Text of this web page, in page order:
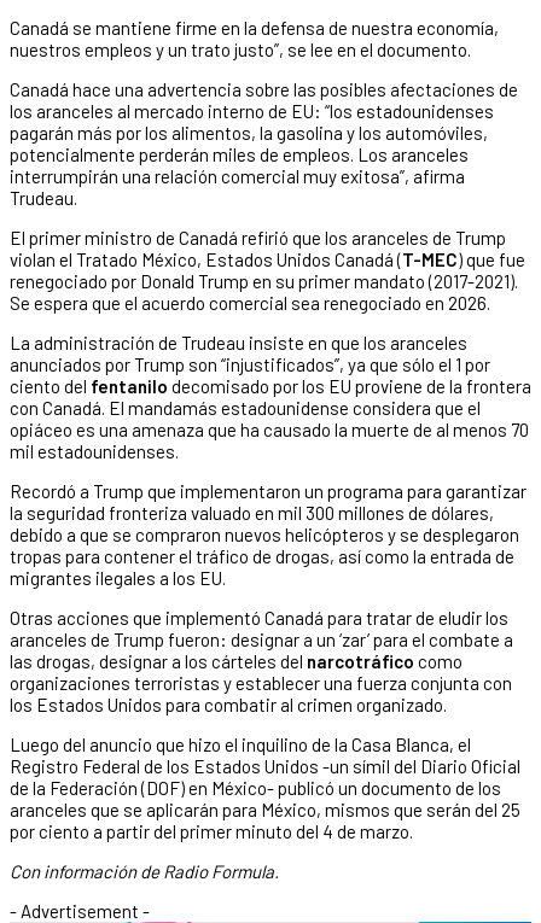
Canadá se mantiene firme en la defensa de nuestra economía,
nuestros empleos y un trato justo”, se lee en el documento.
Canadá hace una advertencia sobre las posibles afectaciones de
los aranceles al mercado interno de EU: “los estadounidenses
pagarán más por los alimentos, la gasolina y los automóviles,
potencialmente perderán miles de empleos. Los aranceles
interrumpirán una relación comercial muy exitosa”, afirma
Trudeau.
El primer ministro de Canadá refirió que los aranceles de Trump
violan el Tratado México, Estados Unidos Canadá (T-MEC) que fue
renegociado por Donald Trump en su primer mandato (2017-2021).
Se espera que el acuerdo comercial sea renegociado en 2026.
La administración de Trudeau insiste en que los aranceles
anunciados por Trump son “injustificados”, ya que sólo el 1 por
ciento del fentanilo decomisado por los EU proviene de la frontera
con Canadá. El mandamás estadounidense considera que el
opiáceo es una amenaza que ha causado la muerte de al menos 70
mil estadounidenses.
Recordó a Trump que implementaron un programa para garantizar
la seguridad fronteriza valuado en mil 300 millones de dólares,
debido a que se compraron nuevos helicópteros y se desplegaron
tropas para contener el tráfico de drogas, así como la entrada de
migrantes ilegales a los EU.
Otras acciones que implementó Canadá para tratar de eludir los
aranceles de Trump fueron: designar a un ‘zar’ para el combate a
las drogas, designar a los cárteles del narcotráfico como
organizaciones terroristas y establecer una fuerza conjunta con
los Estados Unidos para combatir al crimen organizado.
Luego del anuncio que hizo el inquilino de la Casa Blanca, el
Registro Federal de los Estados Unidos -un símil del Diario Oficial
de la Federación (DOF) en México- publicó un documento de los
aranceles que se aplicarán para México, mismos que serán del 25
por ciento a partir del primer minuto del 4 de marzo.
Con información de Radio Formula.
- Advertisement -